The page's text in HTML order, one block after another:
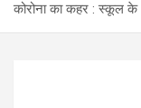
कोरोना का कहर : स्कूल